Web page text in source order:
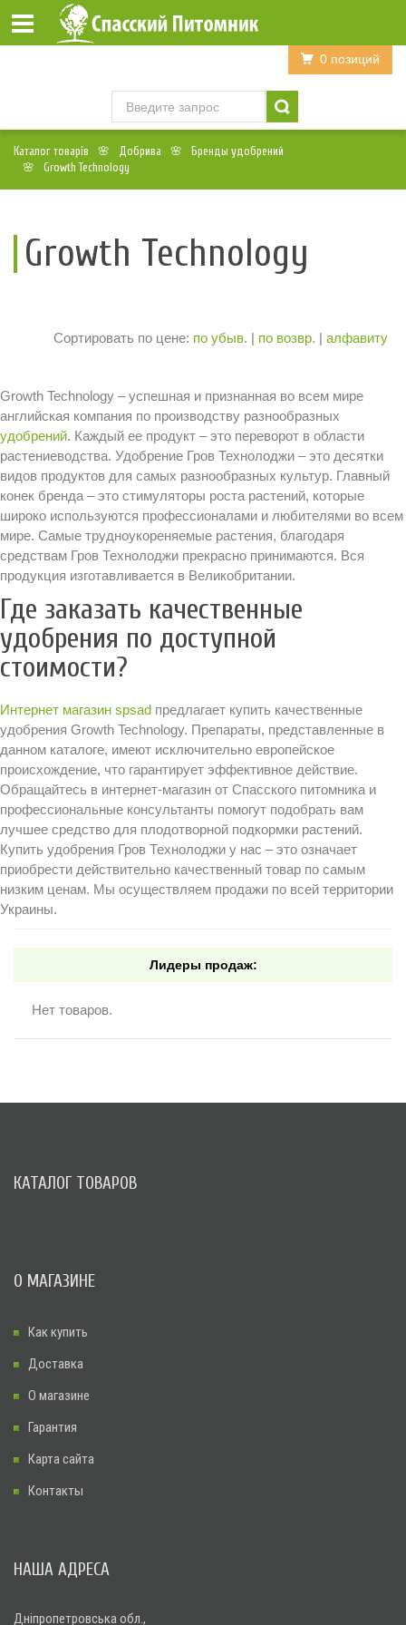
Войти Регистрация
0 позиций
Каталог товарів Добрива
Бренды удобрений
Growth Technology
Growth Technology
Сортировать по цене: по убыв. | по возвр. | алфавиту
Growth Technology – успешная и признанная во всем мире
английская компания по производству разнообразных
удобрений. Каждый ее продукт – это переворот в области
растениеводства. Удобрение Гров Технолоджи – это десятки
видов продуктов для самых разнообразных культур. Главный
конек бренда – это стимуляторы роста растений, которые
широко используются профессионалами и любителями во всем
мире. Самые трудноукореняемые растения, благодаря
средствам Гров Технолоджи прекрасно принимаются. Вся
продукция изготавливается в Великобритании.
Где заказать качественные
удобрения по доступной
стоимости?
Интернет магазин spsad предлагает купить качественные
удобрения Growth Technology. Препараты, представленные в
данном каталоге, имеют исключительно европейское
происхождение, что гарантирует эффективное действие.
Обращайтесь в интернет-магазин от Спасского питомника и
профессиональные консультанты помогут подобрать вам
лучшее средство для плодотворной подкормки растений.
Купить удобрения Гров Технолоджи у нас – это означает
приобрести действительно качественный товар по самым
низким ценам. Мы осуществляем продажи по всей территории
Украины.
Лидеры продаж:
Нет товаров.
КАТАЛОГ ТОВАРОВ
О МАГАЗИНЕ
Как купить
Доставка
О магазине
Гарантия
Карта сайта
Контакты
НАША АДРЕСА
Дніпропетровська обл.,